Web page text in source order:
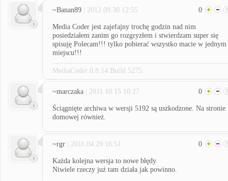
~Banan89 | 2012.09.30 12:55 0
Media Coder jest zajefajny trochę godzin nad nim
posiedziałem zanim go rozgryzłem i stwierdzam super się
spisuję Polecam!!! tylko pobierać wszystko macie w jednym
miejscu!!!
MediaCoder 0.8.14 Build 5275
~marczaka | 2011.10.15 10:27 0
Ściągnięte archiwa w wersji 5192 są uszkodzone. Na stronie
domowej również.
~rgr | 2011.04.29 16:51 0
Każda kolejna wersja to nowe błędy.
Niwiele rzeczy już tam działa jak powinno.